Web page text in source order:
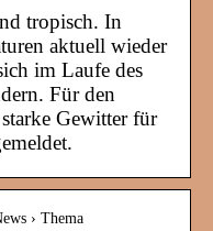
tropisch. In
aktuell wieder
im Laufe des
Für den
Gewitter für
› Thema